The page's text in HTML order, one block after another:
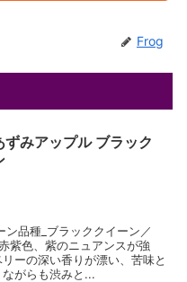
Frog
ずみアップル ブラック
品種_ブラッククイーン／
紫色、紫のニュアンスが強
ーの深い香りが漂い、苦味と
がらも渋みと...